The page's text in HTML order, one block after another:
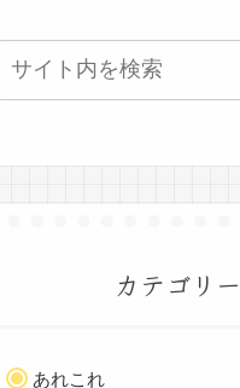
カテゴリー
あれこれ